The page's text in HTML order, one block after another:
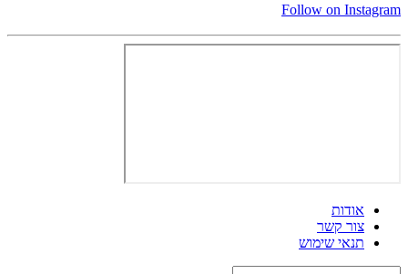
Follow on Instagram
אודות
צור קשר
תנאי שימוש